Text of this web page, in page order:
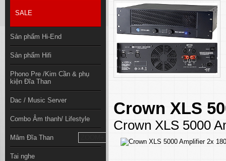
SALE
Sản phẩm Hi-End
Sản phẩm Hifi
Phono Pre /Kim Cần & phụ
kiện Đĩa Than
Dac / Music Server
Combo Âm thanh/ Lifestyle
Mâm Đĩa Than
Tai nghe
Crown XLS
Crown XLS 5000